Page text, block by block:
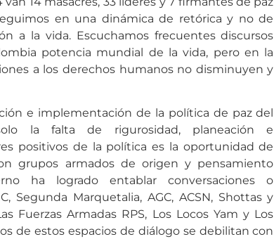
en una dinámica de retórica y no de
a la vida. Escuchamos frecuentes discursos
potencia mundial de la vida, pero en la
a los derechos humanos no disminuyen y
e implementación de la política de paz del
la falta de rigurosidad, planeación e
positivos de la política es la oportunidad de
grupos armados de origen y pensamiento
ha logrado entablar conversaciones o
Segunda Marquetalia, AGC, ACSN, Shottas y
Fuerzas Armadas RPS, Los Locos Yam y Los
de estos espacios de diálogo se debilitan con